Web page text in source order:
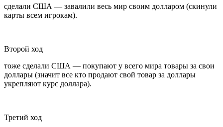
сделали США — завалили весь мир своим долларом (скинули
карты всем игрокам).
Второй ход
тоже сделали США — покупают у всего мира товары за свои
доллары (значит все кто продают свой товар за доллары
укрепляют курс доллара).
Третий ход